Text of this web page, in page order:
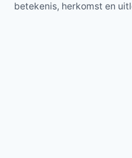
betekenis, herkomst en